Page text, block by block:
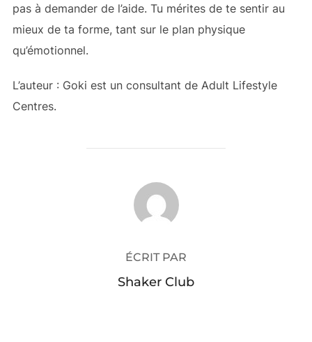
pas à demander de l’aide. Tu mérites de te sentir au
mieux de ta forme, tant sur le plan physique
qu’émotionnel.
L’auteur : Goki est un consultant de Adult Lifestyle
Centres.
AUTEUR DE LA PUBLICATION
ÉCRIT PAR
Shaker Club